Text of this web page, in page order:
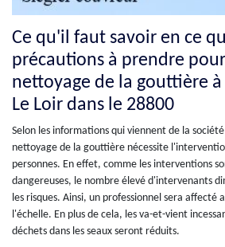
Ce qu'il faut savoir en ce
précautions à prendre
nettoyage de la gouttière
Le Loir dans le 28800
Selon les informations qui viennent de la
nettoyage de la gouttière nécessite
personnes. En effet, comme les interventions
dangereuses, le nombre élevé d'intervenants
les risques. Ainsi, un professionnel sera affecté
l'échelle. En plus de cela, les va-et-vient
déchets dans les seaux seront réduits.